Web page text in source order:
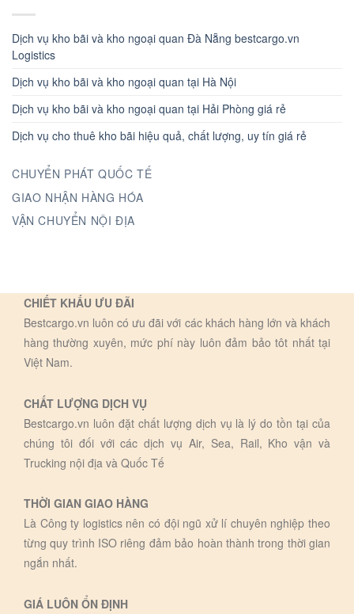
Dịch vụ kho bãi và kho ngoại quan Đà Nẵng bestcargo.vn
Logistics
Dịch vụ kho bãi và kho ngoại quan tại Hà Nội
Dịch vụ kho bãi và kho ngoại quan tại Hải Phòng giá rẻ
Dịch vụ cho thuê kho bãi hiệu quả, chất lượng, uy tín giá rẻ
CHUYỂN PHÁT QUỐC TẾ
GIAO NHẬN HÀNG HÓA
VẬN CHUYỂN NỘI ĐỊA
CHIẾT KHẤU ƯU ĐÃI
Bestcargo.vn luôn có ưu đãi với các khách hàng lớn và khách
hàng thường xuyên, mức phí này luôn đảm bảo tôt nhất tại
Việt Nam.
CHẤT LƯỢNG DỊCH VỤ
Bestcargo.vn luôn đặt chất lượng dịch vụ là lý do tồn tại của
chúng tôi đối với các dịch vụ Air, Sea, Rail, Kho vận và
Trucking nội địa và Quốc Tế
THỜI GIAN GIAO HÀNG
Là Công ty logistics nên có đội ngũ xử lí chuyên nghiệp theo
từng quy trình ISO riêng đảm bảo hoàn thành trong thời gian
ngắn nhất.
GIÁ LUÔN ỔN ĐỊNH